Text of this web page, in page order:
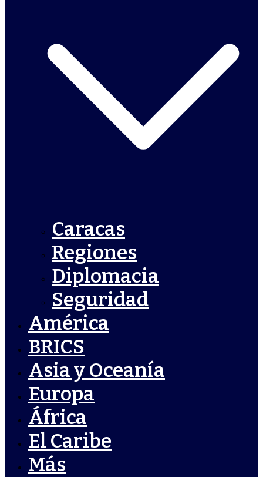
Caracas
Regiones
Diplomacia
Seguridad
América
BRICS
Asia y Oceanía
Europa
África
El Caribe
Más